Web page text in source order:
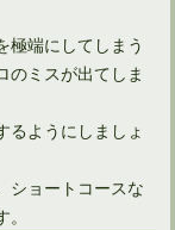
極端にしてしまう
のミスが出てしま
るようにしましょ
ショートコースな